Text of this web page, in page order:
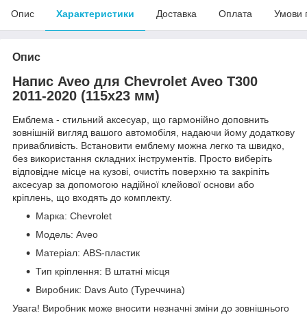
Опис Характеристики Доставка Оплата Умови
Опис
Напис Aveo для Chevrolet Aveo T300
2011-2020 (115х23 мм)
Емблема - стильний аксесуар, що гармонійно доповнить
зовнішній вигляд вашого автомобіля, надаючи йому додаткову
привабливість. Встановити емблему можна легко та швидко,
без використання складних інструментів. Просто виберіть
відповідне місце на кузові, очистіть поверхню та закріпіть
аксесуар за допомогою надійної клейової основи або
кріплень, що входять до комплекту.
Марка: Chevrolet
Модель: Aveo
Матеріал: ABS-пластик
Тип кріплення: В штатні місця
Виробник: Davs Auto (Туреччина)
Увага! Виробник може вносити незначні зміни до зовнішнього